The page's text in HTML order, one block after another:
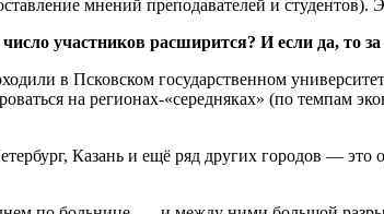
мнений преподавателей и студентов).
участников расширится? И если да, то за
в Псковском государственном
на регионах-«середняках» (по темпам
Казань и ещё ряд других городов —